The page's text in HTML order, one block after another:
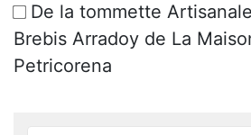
De la tommette
Brebis Arradoy de La
Petricorena